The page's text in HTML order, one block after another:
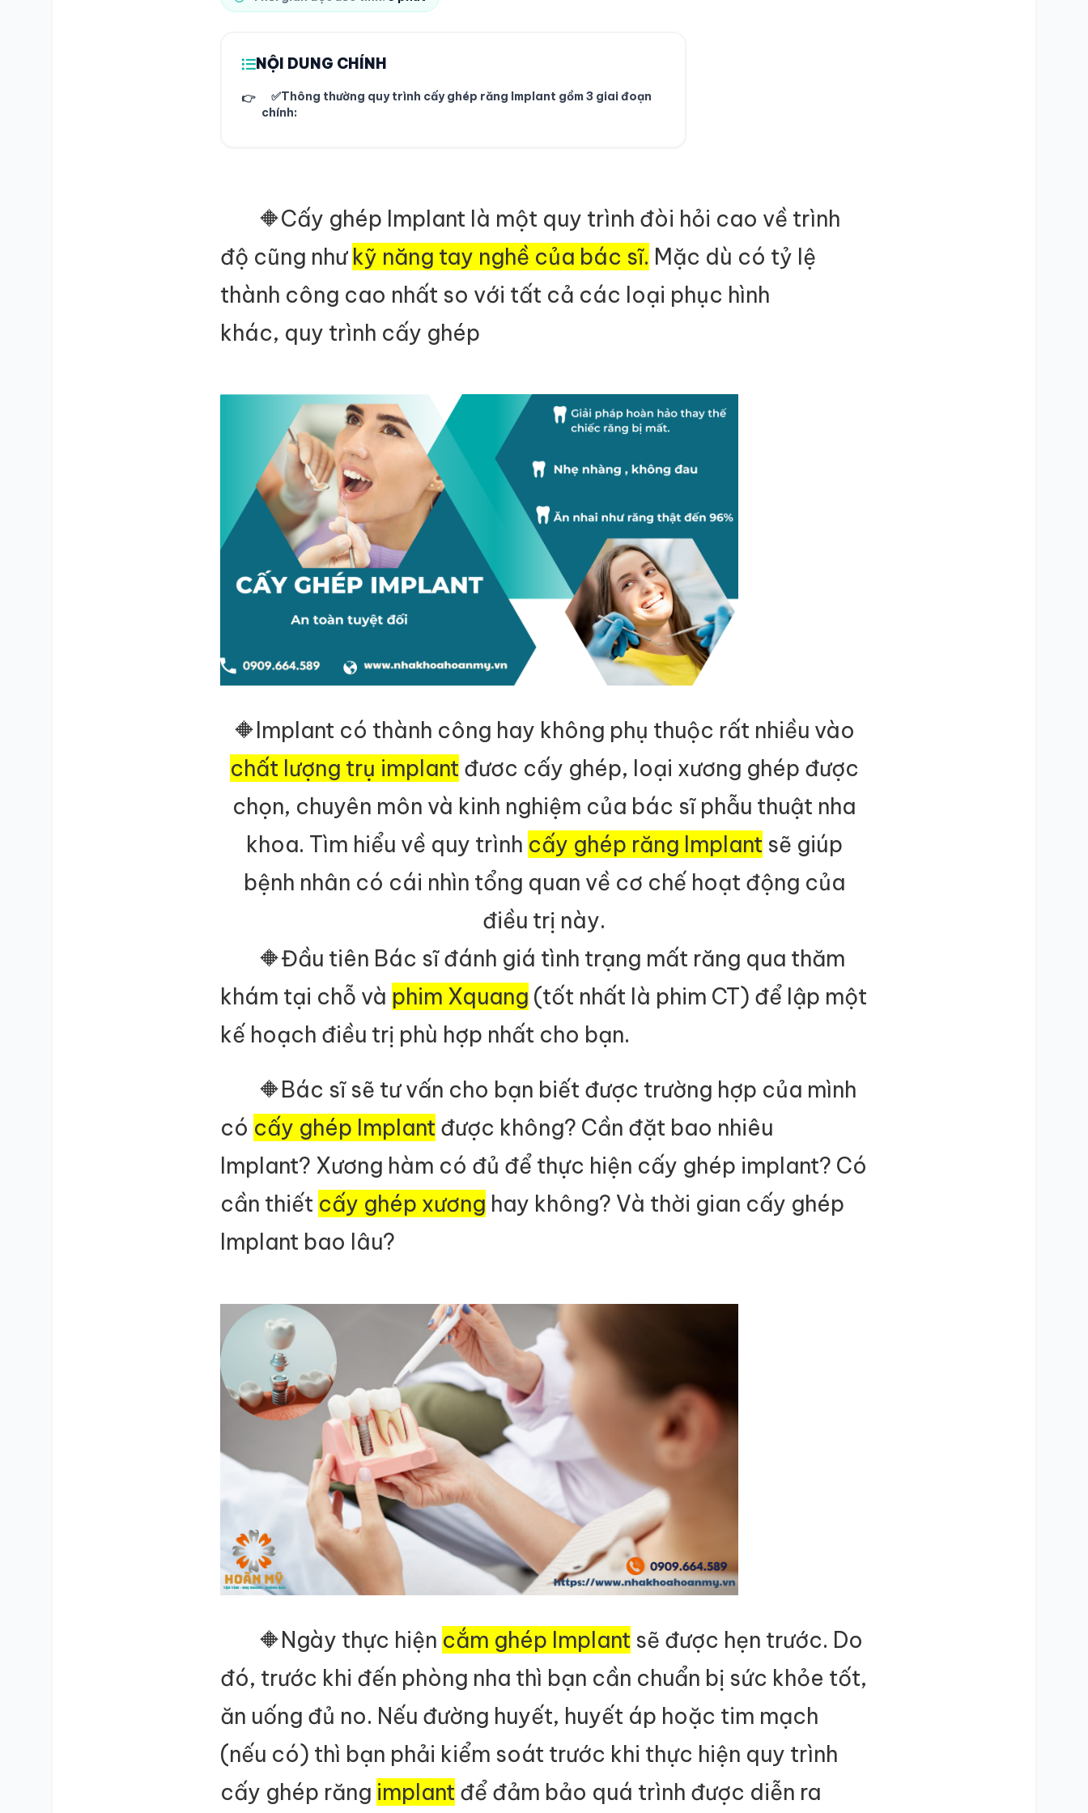
ĐIỆN TỬ
Vui lòng đăng nhập bằng Số điện thoại đã đăng ký.
TRA CỨU HỒ SƠ
NỘI DUNG CHÍNH
👉
✅Thông thường quy trình cấy ghép răng Implant gồm 3 giai đoạn
chính:
🔶Cấy ghép Implant là một quy trình đòi hỏi cao về trình
độ cũng nhưkỹ năng tay nghề của bác sĩ. Mặc dù có tỷ lệ
thành công cao nhất so với tất cả các loại phục hình
khác, quy trình cấy ghép
🔶Implant có thành công hay không phụ thuộc rất nhiều vào
chất lượng trụ implant đươc cấy ghép, loại xương ghép được
chọn, chuyên môn và kinh nghiệm của bác sĩ phẫu thuật nha
khoa. Tìm hiểu về quy trình cấy ghép răng Implant sẽ giúp
bệnh nhân có cái nhìn tổng quan về cơ chế hoạt động của
điều trị này.
🔶Đầu tiên Bác sĩ đánh giá tình trạng mất răng qua thăm
khám tại chỗ và phim Xquang (tốt nhất là phim CT) để lập một
kế hoạch điều trị phù hợp nhất cho bạn.
🔶Bác sĩ sẽ tư vấn cho bạn biết được trường hợp của mình
có cấy ghép Implant được không? Cần đặt bao nhiêu
Implant? Xương hàm có đủ để thực hiện cấy ghép implant? Có
cần thiết cấy ghép xương hay không? Và thời gian cấy ghép
Implant bao lâu?
🔶Ngày thực hiện cắm ghép Implant sẽ được hẹn trước. Do
đó, trước khi đến phòng nha thì bạn cần chuẩn bị sức khỏe tốt,
ăn uống đủ no. Nếu đường huyết, huyết áp hoặc tim mạch
(nếu có) thì bạn phải kiểm soát trước khi thực hiện quy trình
cấy ghép răng implant để đảm bảo quá trình được diễn ra